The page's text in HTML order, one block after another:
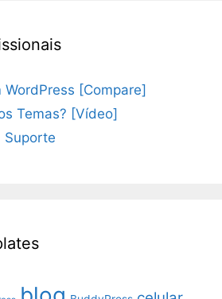
[Compare]
Temas? [Vídeo]
Suporte